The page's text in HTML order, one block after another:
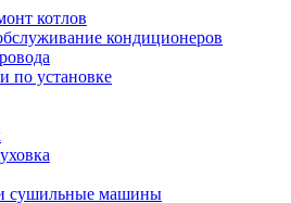
котлов
кондиционеров
по установке
сушильные машины